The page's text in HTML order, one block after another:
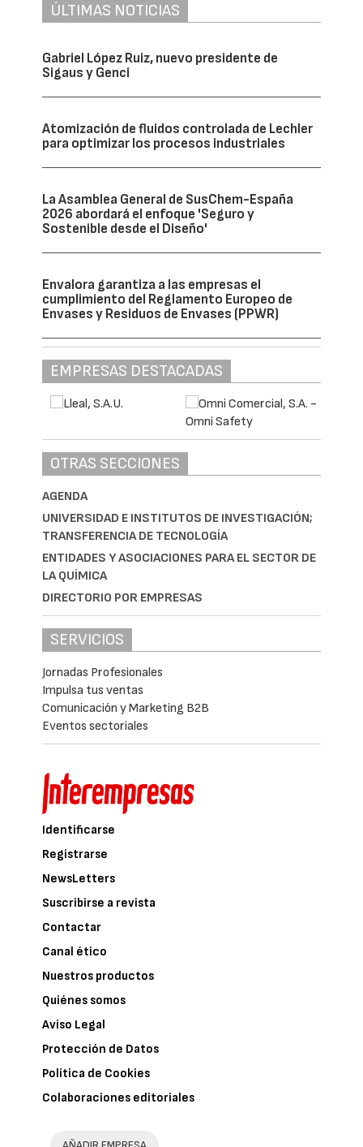
ÚLTIMAS NOTICIAS
Gabriel López Ruiz, nuevo presidente de
Sigaus y Genci
Atomización de fluidos controlada de Lechler
para optimizar los procesos industriales
La Asamblea General de SusChem-España
2026 abordará el enfoque 'Seguro y
Sostenible desde el Diseño'
Envalora garantiza a las empresas el
cumplimiento del Reglamento Europeo de
Envases y Residuos de Envases (PPWR)
EMPRESAS DESTACADAS
OTRAS SECCIONES
AGENDA
UNIVERSIDAD E INSTITUTOS DE INVESTIGACIÓN;
TRANSFERENCIA DE TECNOLOGÍA
ENTIDADES Y ASOCIACIONES PARA EL SECTOR DE
LA QUÍMICA
DIRECTORIO POR EMPRESAS
SERVICIOS
Jornadas Profesionales
Impulsa tus ventas
Comunicación y Marketing B2B
Eventos sectoriales
Identificarse
Registrarse
NewsLetters
Suscribirse a revista
Contactar
Canal ético
Nuestros productos
Quiénes somos
Aviso Legal
Protección de Datos
Política de Cookies
Colaboraciones editoriales